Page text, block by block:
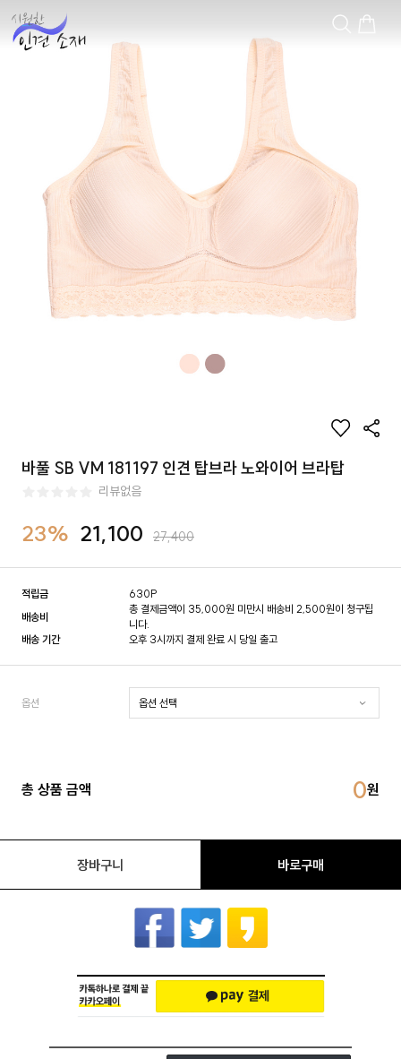
바풀 SB VM 181197 인견 탑브라 노와이어 브라탑
리뷰없음
23% 21,100 27,400
적립금
630P
배송비
총 결제금액이 35,000원 미만시 배송비 2,500원이 청구됩
니다.
배송 기간
오후 3시까지 결제 완료 시 당일 출고
옵션
총 상품 금액 0
장바구니 바로구매